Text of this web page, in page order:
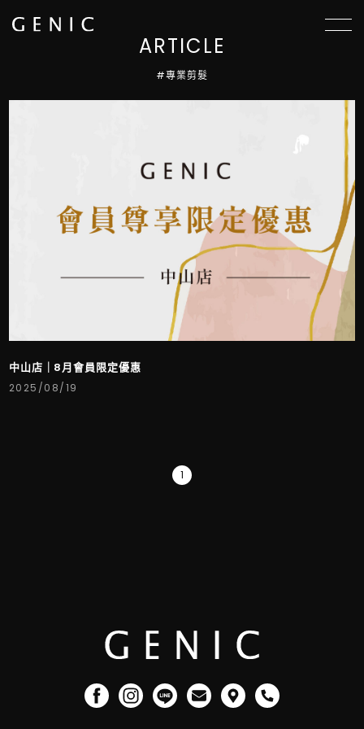
選單
ARTICLE
#專業剪髮
中山店｜8月會員限定優惠
2025/08/19
1